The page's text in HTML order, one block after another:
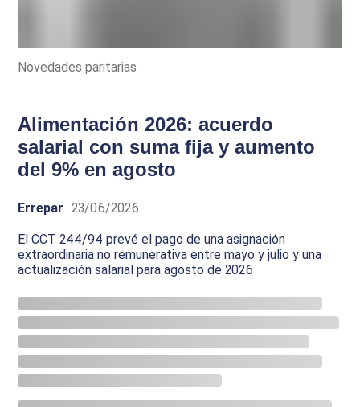
Novedades paritarias
Alimentación 2026: acuerdo
salarial con suma fija y aumento
del 9% en agosto
Errepar 23/06/2026
El CCT 244/94 prevé el pago de una asignación
extraordinaria no remunerativa entre mayo y julio y una
actualización salarial para agosto de 2026